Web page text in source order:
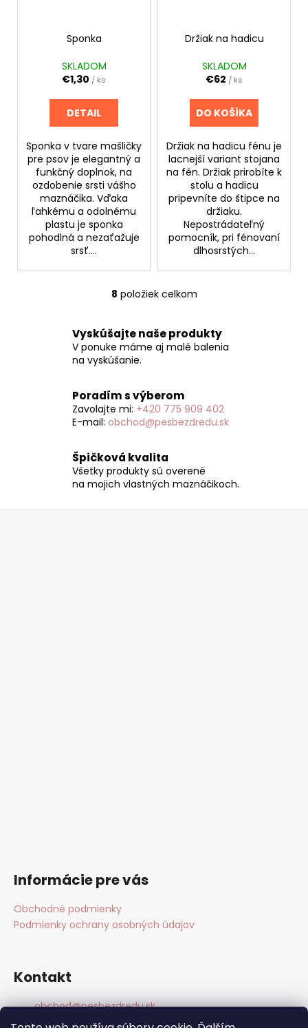
Sponka
SKLADOM
€1,30 / ks
DETAIL
Sponka v tvare mašličky
pre psov je elegantný a
funkčný doplnok, na
ozdobenie srsti vášho
maznáčika. Vďaka
ľahkému a odolnému
plastu je sponka
pohodlná a nezaťažuje
srsť....
Držiak na hadicu
SKLADOM
€62 / ks
DO KOŠÍKA
Držiak na hadicu fénu je
lacnejší variant stojana
na fén. Držiak prirobíte k
stolu a hadicu
pripevníte do štipce na
držiaku.
Nepostrádateľný
pomocník, pri fénovaní
dlhosrstých...
O
l
á
c
i
e
r
v
k
v
8 položiek celkom
Vyskúšajte naše produkty
V ponuke máme aj malé balenia
na vyskúšanie.
Poradím s výberom
Zavolajte mi: +420 775 909 402
E-mail: obchod@pesbezdredu.sk
Špičková kvalita
Všetky produkty sú overené
na mojich vlastných maznáčikoch.
Z
Informácie pre vás
Obchodné podmienky
Podmienky ochrany osobných údajov
Kontakt
obchod@pesbezdredu.sk
+420 775909402